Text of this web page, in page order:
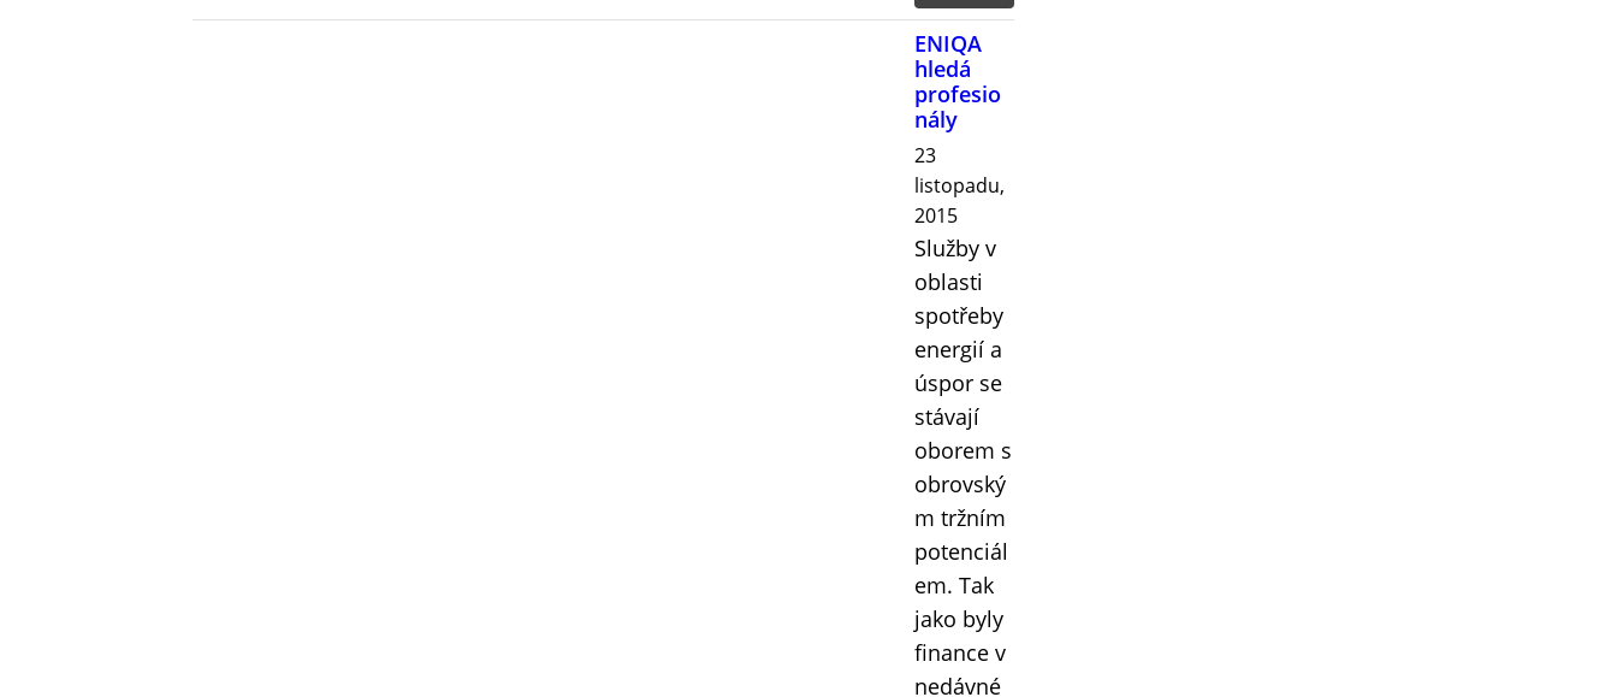
ENIQA
hledá
profesio
nály
23
listopadu,
2015
Služby v
oblasti
spotřeby
energií a
úspor se
stávají
oborem s
obrovský
m tržním
potenciál
em. Tak
jako byly
finance v
nedávné